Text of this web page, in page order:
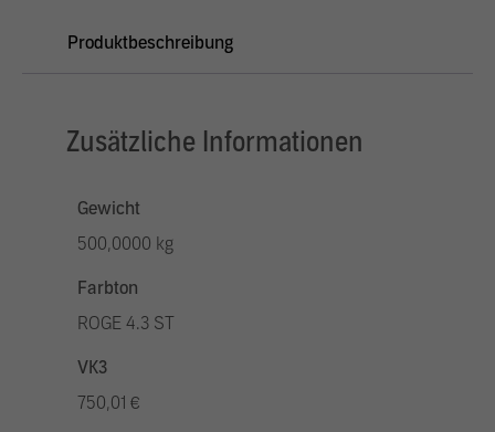
Produktbeschreibung
Zusätzliche Informationen
Gewicht
500,0000 kg
Farbton
ROGE 4.3 ST
VK3
750,01 €